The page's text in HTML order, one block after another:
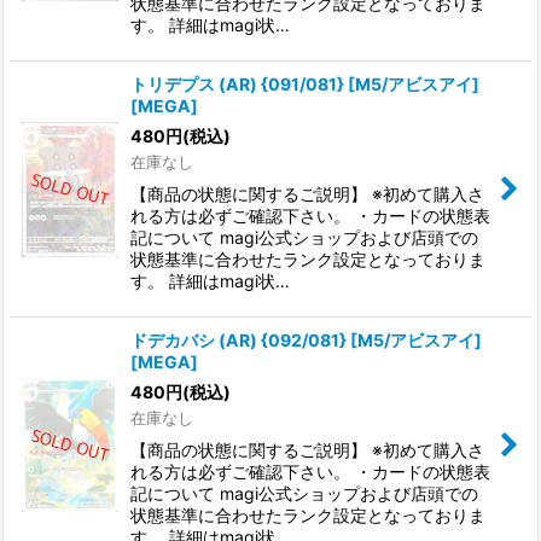
す。 詳細はmagi状…
トリデプス (AR) {091/081} [M5/アビスアイ]
[MEGA]
480円(税込)
在庫なし
【商品の状態に関するご説明】 ※初めて購入さ
れる方は必ずご確認下さい。 ・カードの状態表
記について magi公式ショップおよび店頭での
状態基準に合わせたランク設定となっておりま
す。 詳細はmagi状…
ドデカバシ (AR) {092/081} [M5/アビスアイ]
[MEGA]
480円(税込)
在庫なし
【商品の状態に関するご説明】 ※初めて購入さ
れる方は必ずご確認下さい。 ・カードの状態表
記について magi公式ショップおよび店頭での
状態基準に合わせたランク設定となっておりま
す。 詳細はmagi状…